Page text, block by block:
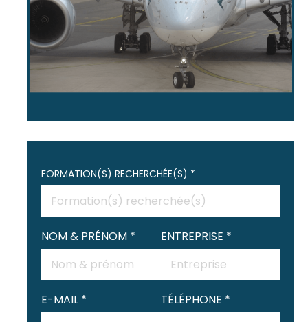
FORMATION(S) RECHERCHÉE(S) *
NOM & PRÉNOM * ENTREPRISE *
E-MAIL * TÉLÉPHONE *